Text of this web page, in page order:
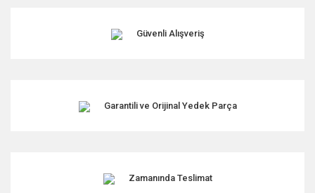
Güvenli Alışveriş
Garantili ve Orijinal Yedek Parça
Zamanında Teslimat